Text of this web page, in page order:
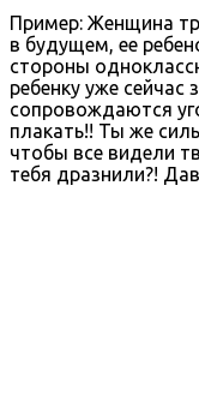
Пример: Женщина
в будущем, ее
стороны
ребенку уже сейчас
сопровождаются
плакать!! Ты же
чтобы все видели
тебя дразнили?!